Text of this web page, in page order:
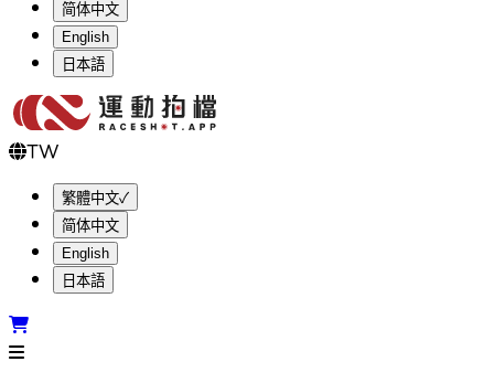
简体中文
English
日本語
TW
繁體中文✓
简体中文
English
日本語